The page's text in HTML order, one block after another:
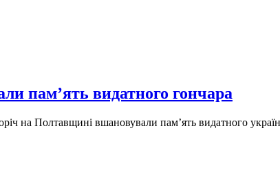
пам’ять видатного гончара
на Полтавщині вшановували пам’ять видатного